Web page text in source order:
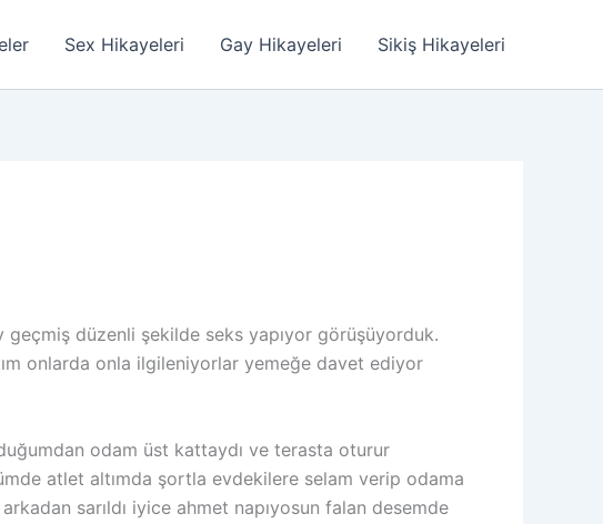
Sex Hikayeleri Gay Hikayeleri Sikiş Hikayeleri
geçmiş düzenli şekilde seks yapıyor görüşüyorduk.
onlarda onla ilgileniyorlar yemeğe davet ediyor
odam üst kattaydı ve terasta oturur
atlet altımda şortla evdekilere selam verip odama
sarıldı iyice ahmet napıyosun falan desemde